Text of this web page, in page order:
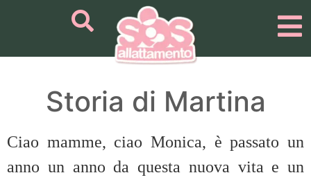
Storia di Martina
Ciao mamme, ciao Monica, è passato un
anno un anno da questa nuova vita e un